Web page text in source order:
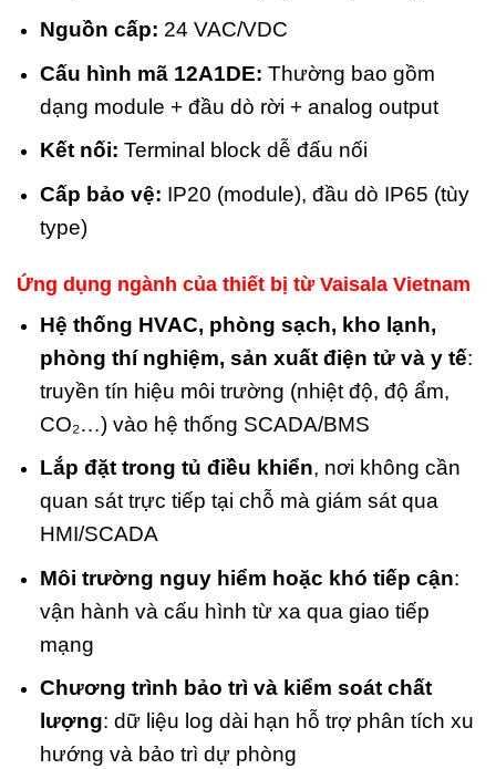
Nguồn cấp: 24 VAC/VDC
Cấu hình mã 12A1DE: Thường bao gồm
dạng module + đầu dò rời + analog output
Kết nối: Terminal block dễ đấu nối
Cấp bảo vệ: IP20 (module), đầu dò IP65 (tùy
type)
Ứng dụng ngành của thiết bị từ Vaisala Vietnam
Hệ thống HVAC, phòng sạch, kho lạnh,
phòng thí nghiệm, sản xuất điện tử và y tế:
truyền tín hiệu môi trường (nhiệt độ, độ ẩm,
CO₂…) vào hệ thống SCADA/BMS
Lắp đặt trong tủ điều khiển, nơi không cần
quan sát trực tiếp tại chỗ mà giám sát qua
HMI/SCADA
Môi trường nguy hiểm hoặc khó tiếp cận:
vận hành và cấu hình từ xa qua giao tiếp
mạng
Chương trình bảo trì và kiểm soát chất
lượng: dữ liệu log dài hạn hỗ trợ phân tích xu
hướng và bảo trì dự phòng